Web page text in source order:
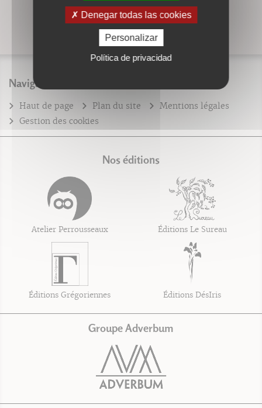
Navigation
Haut de page Plan du site
Mentions légales
Gestion des cookies
Nos éditions
Atelier Perrousseaux Éditions Le Sureau
Éditions Grégoriennes Éditions DésIris
Groupe Adverbum
Denegar todas las cookies
Personalizar
Política de privacidad